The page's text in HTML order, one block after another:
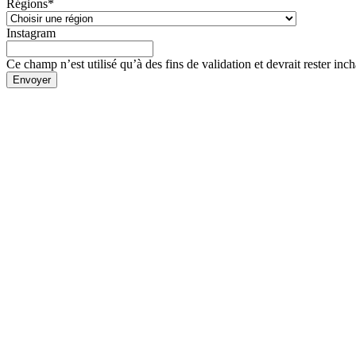
Régions*
Instagram
Ce champ n’est utilisé qu’à des fins de validation et devrait rester